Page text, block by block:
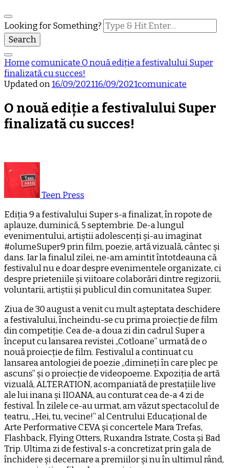
Looking for Something?
HomecomunicateO nouă ediție a festivalului Super
finalizată cu succes!
Updated on16/09/202116/09/2021comunicate
O nouă ediție a festivalului Super
finalizată cu succes!
Teen Press
Ediția 9 a festivalului Super s-a finalizat, în ropote de
aplauze, duminică, 5 septembrie. De-a lungul
evenimentului, artiștii adolescenți și-au imaginat
#olumeSuper9 prin film, poezie, artă vizuală, cântec și
dans. Iar la finalul zilei, ne-am amintit întotdeauna că
festivalul nu e doar despre evenimentele organizate, ci
despre prieteniile și viitoare colaborări dintre regizorii,
voluntarii, artiștii și publicul din comunitatea Super.
Ziua de 30 august a venit cu mult așteptata deschidere
a festivalului, încheindu-se cu prima proiecție de film
din competiție. Cea de-a doua zi din cadrul Super a
început cu lansarea revistei „Cotloane” urmată de o
nouă proiecție de film. Festivalul a continuat cu
lansarea antologiei de poezie „dimineți în care plec pe
ascuns” și o proiecție de videopoeme. Expoziția de artă
vizuală, ALTERATION, acompaniată de prestațiile live
ale lui inana și IIOANA, au conturat cea de-a 4 zi de
festival. În zilele ce-au urmat, am văzut spectacolul de
teatru, „Hei, tu, vecine!” al Centrului Educațional de
Arte Performative CEVA și concertele Mara Trefas,
Flashback, Flying Otters, Ruxandra Istrate, Costa și Bad
Trip. Ultima zi de festival s-a concretizat prin gala de
închidere și decernare a premiilor și nu în ultimul rând,